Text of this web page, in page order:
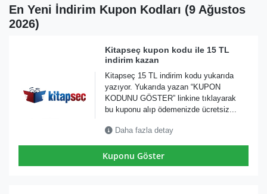
En Yeni İndirim Kupon Kodları (9 Ağustos
2026)
Kitapseç kupon kodu ile 15 TL
indirim kazan
Kitapseç 15 TL indirim kodu yukarıda
yazıyor. Yukarıda yazan “KUPON
KODUNU GÖSTER” linkine tıklayarak
bu kuponu alıp ödemenizde ücretsiz...
Daha fazla detay
Kuponu Göster